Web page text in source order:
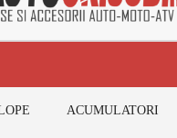
ACUMULATORI